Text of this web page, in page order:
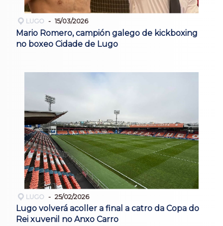
LUGO 15/03/2026
Mario Romero, campión galego de kickboxing
no boxeo Cidade de Lugo
LUGO 25/02/2026
Lugo volverá acoller a final a catro da Copa do
Rei xuvenil no Anxo Carro